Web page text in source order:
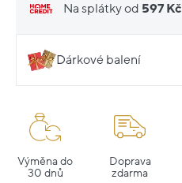
Na splátky od 597 Kč
Dárkové balení
Výměna do
30 dnů
Doprava
zdarma